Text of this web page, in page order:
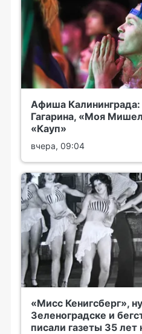
Афиша
Гагарина, «Моя
«Кауп»
вчера, 09:04
«Мисс Кенигсберг»,
Зеленоградске и
писали газеты 35 лет